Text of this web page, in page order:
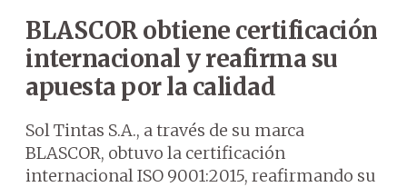
BLASCOR obtiene certificación
internacional y reafirma su
apuesta por la calidad
Sol Tintas S.A., a través de su marca
BLASCOR, obtuvo la certificación
internacional ISO 9001:2015, reafirmando su